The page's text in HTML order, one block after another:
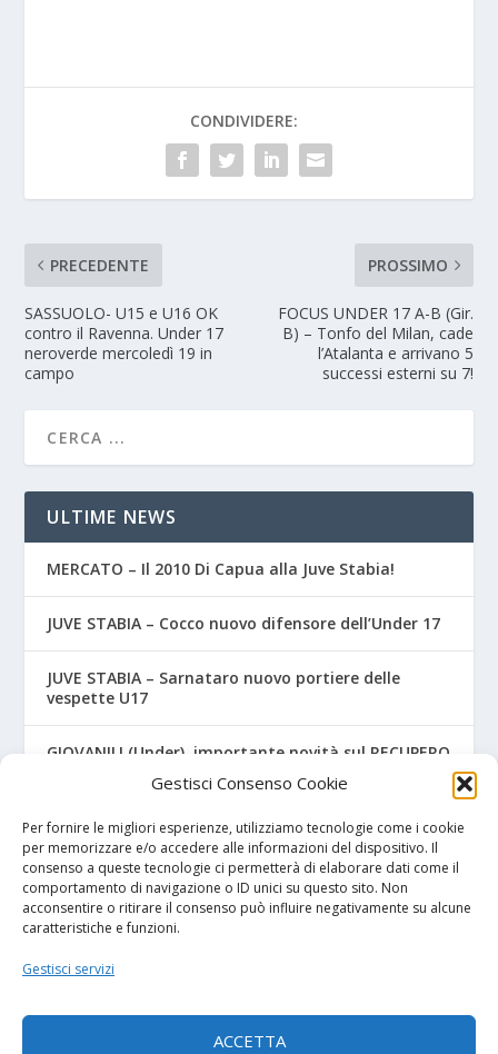
Gestisci Consenso Cookie
Per fornire le migliori esperienze, utilizziamo tecnologie come i cookie
per memorizzare e/o accedere alle informazioni del dispositivo. Il
consenso a queste tecnologie ci permetterà di elaborare dati come il
comportamento di navigazione o ID unici su questo sito. Non
acconsentire o ritirare il consenso può influire negativamente su alcune
caratteristiche e funzioni.
Gestisci servizi
ACCETTA
CONDIVIDERE:
PRECEDENTE
SASSUOLO- U15 e U16 OK
contro il Ravenna. Under 17
neroverde mercoledì 19 in
campo
PROSSIMO
FOCUS UNDER 17 A-B (Gir.
B) – Tonfo del Milan, cade
l’Atalanta e arrivano 5
successi esterni su 7!
ULTIME NEWS
MERCATO – Il 2010 Di Capua alla Juve Stabia!
JUVE STABIA – Cocco nuovo difensore dell’Under 17
JUVE STABIA – Sarnataro nuovo portiere delle
vespette U17
GIOVANILI (Under), importante novità sul RECUPERO
MERCATO, dopo Giugliano e Picerno ecco 2 firme
per la Nocerina
I NOSTRI SPONSOR